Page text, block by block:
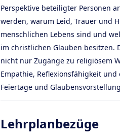
Perspektive beteiligter Personen
werden, warum Leid, Trauer und
menschlichen Lebens sind und
im christlichen Glauben besitzen.
nicht nur Zugänge zu religiösem
Empathie, Reflexionsfähigkeit
Feiertage und
Lehrplanbezüge